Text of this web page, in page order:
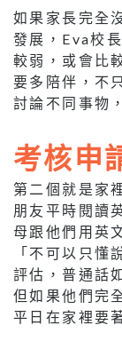
如果家長完全
發展，Eva校
較弱，或會比
要多陪伴，不
討論不同事物
考核申
第二個就是家
朋友平時閱讀
母跟他們用英
「不可以只懂
評估，普通話
但如果他們完
平日在家裡要